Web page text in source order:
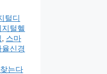
털디
지털헬
, 스마
율신경
는다